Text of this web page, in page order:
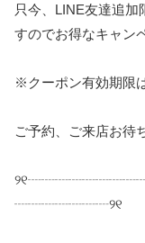
只今、 LINE友達追加
すのでお得なキャン
※ クーポン有効期限
ご予約、ご来店お待
୨୧
┈┈┈┈┈┈┈୨୧